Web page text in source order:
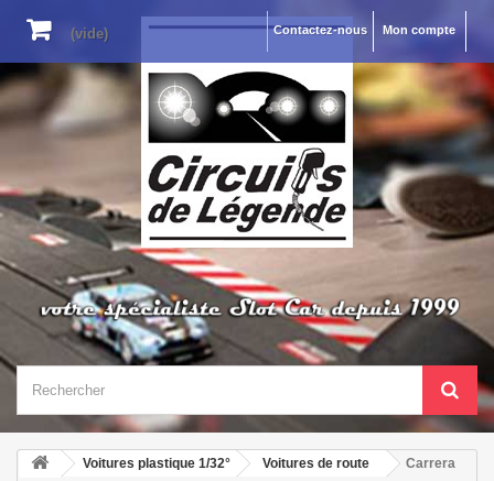
Mon compte
Contactez-nous
(vide)
Voitures plastique 1/32° Voitures de route
Carrera